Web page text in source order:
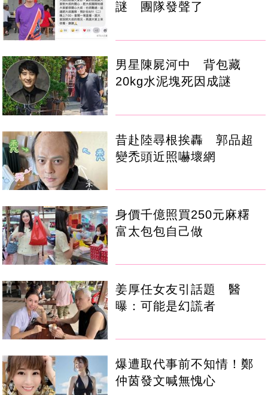
謎 團隊發聲了
男星陳屍河中 背包藏
20kg水泥塊死因成謎
昔赴陸尋根挨轟 郭品超
變禿頭近照嚇壞網
身價千億照買250元麻糬
富太包包自己做
姜厚任女友引話題 醫
曝：可能是幻謊者
爆遭取代事前不知情！鄭
仲茵發文喊無愧心